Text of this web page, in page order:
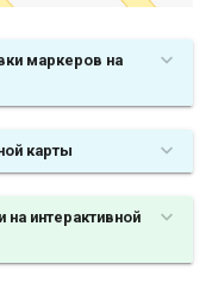
маркеров на
карты
на интерактивной